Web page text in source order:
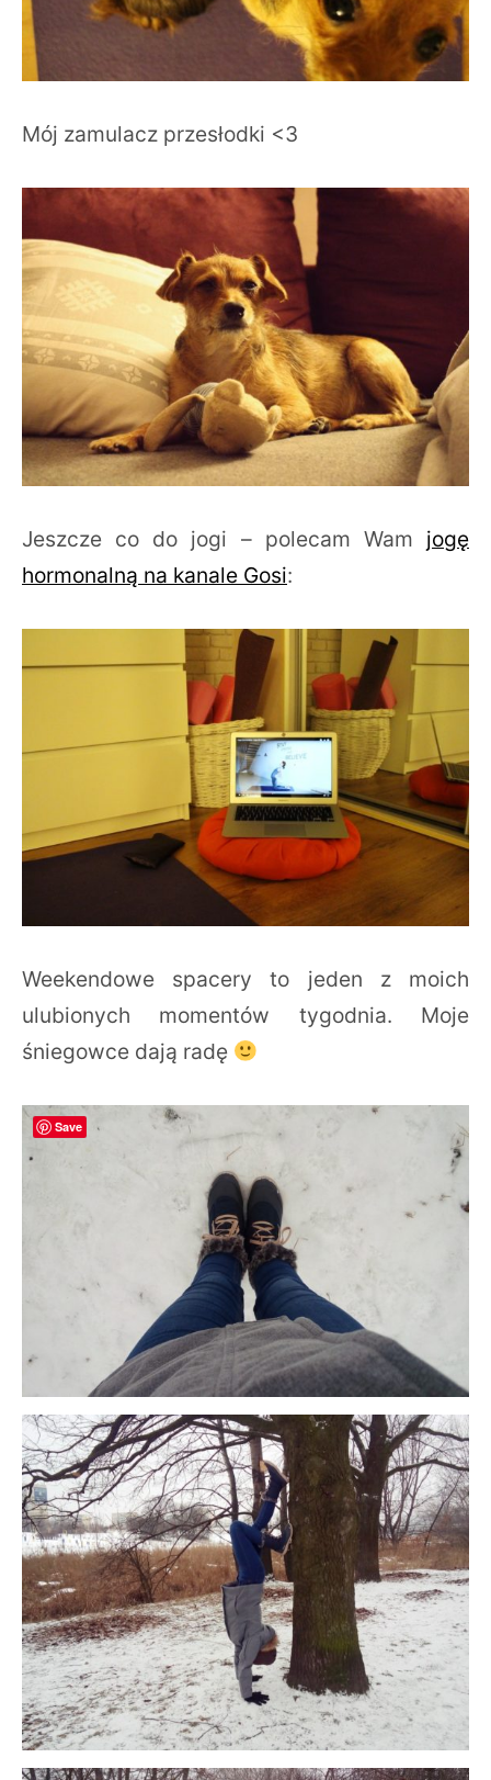
Mój zamulacz przesłodki <3
Jeszcze co do jogi – polecam Wam jogę
hormonalną na kanale Gosi:
Weekendowe spacery to jeden z moich
ulubionych momentów tygodnia. Moje
śniegowce dają radę
Save